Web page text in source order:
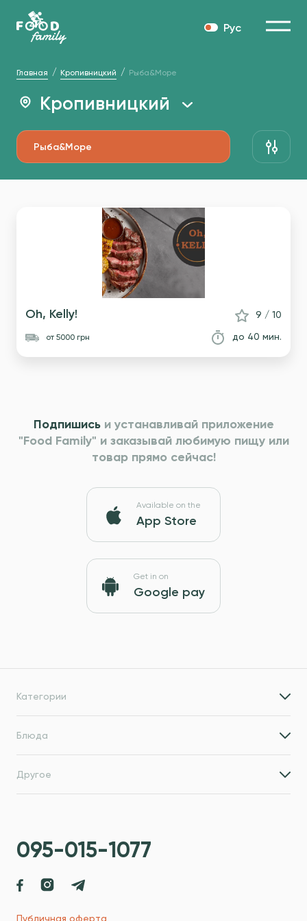
Рус
Главная Кропивницкий Рыба&Море
Кропивницкий
Рыба&Море
Oh, Kelly!
от 5000 грн до 40 мин.
9 / 10
Подпишисьи устанавливай приложение
"Food Family" и заказывай любимую пищу или
товар прямо сейчас!
Available on the
App Store
Get in on
Google pay
Категории
Блюда
Другое
095-015-1077
Публичная оферта